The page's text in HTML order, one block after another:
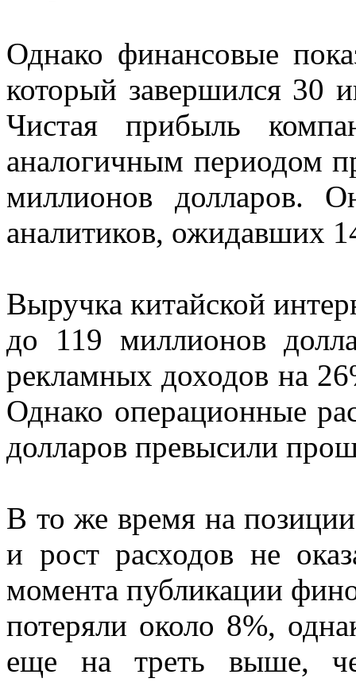
Однако финансовые
который завершился 30
Чистая прибыль
аналогичным периодом
миллионов долларов.
аналитиков, ожидавших
Выручка китайской
до 119 миллионов
рекламных доходов на
Однако операционные
долларов превысили
В то же время на
и рост расходов не
момента публикации
потеряли около 8%,
еще на треть выше,